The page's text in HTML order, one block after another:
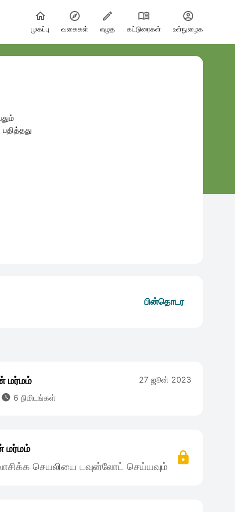
முகப்பு வகைகள் எழுத கட்டுரைகள் உள்நுழைக
பின்தொடர
மர்மம்
 6 நிமிடங்கள்
27 ஜூன் 2023
மர்மம்
செயலியை டவுன்லோட் செய்யவும்